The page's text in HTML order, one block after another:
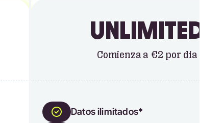
UNLIMITED
Comienza a €2 por día
Datos ilimitados*